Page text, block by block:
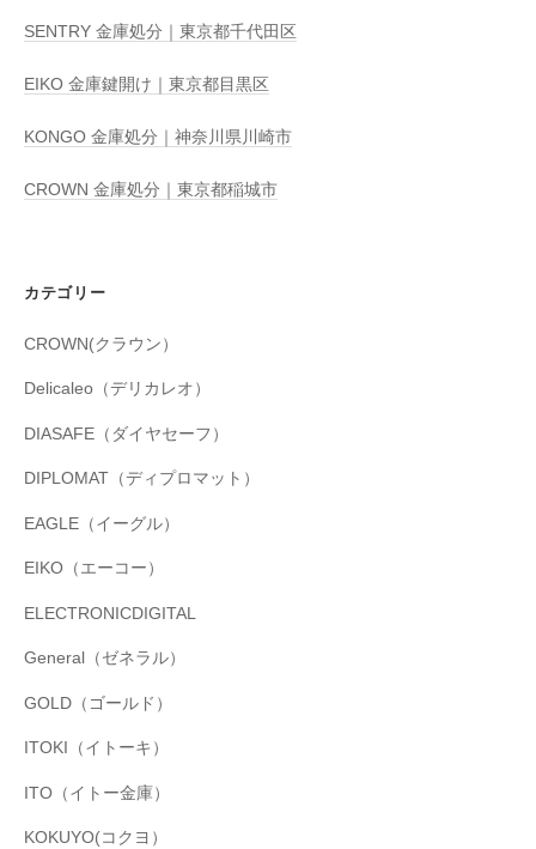
SENTRY 金庫処分｜東京都千代田区
EIKO 金庫鍵開け｜東京都目黒区
KONGO 金庫処分｜神奈川県川崎市
CROWN 金庫処分｜東京都稲城市
カテゴリー
CROWN(クラウン）
Delicaleo（デリカレオ）
DIASAFE（ダイヤセーフ）
DIPLOMAT（ディプロマット）
EAGLE（イーグル）
EIKO（エーコー）
ELECTRONICDIGITAL
General（ゼネラル）
GOLD（ゴールド）
ITOKI（イトーキ）
ITO（イトー金庫）
KOKUYO(コクヨ）